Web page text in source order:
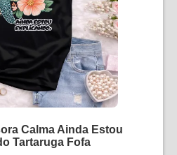
Calma Ainda Estou
Tartaruga Fofa